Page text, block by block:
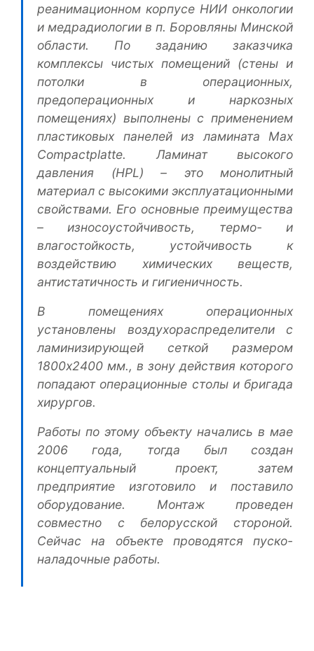
реанимационном корпусе НИИ онкологии
и медрадиологии в п. Боровляны Минской
области. По заданию заказчика
комплексы чистых помещений (стены и
потолки в операционных,
предоперационных и наркозных
помещениях) выполнены с применением
пластиковых панелей из ламината Max
Compactplatte. Ламинат высокого
давления (HPL) – это монолитный
материал с высокими эксплуатационными
свойствами. Его основные преимущества
– износоустойчивость, термо- и
влагостойкость, устойчивость к
воздействию химических веществ,
антистатичность и гигиеничность.
В помещениях операционных
установлены воздухораспределители с
ламинизирующей сеткой размером
1800x2400 мм., в зону действия которого
попадают операционные столы и бригада
хирургов.
Работы по этому объекту начались в мае
2006 года, тогда был создан
концептуальный проект, затем
предприятие изготовило и поставило
оборудование. Монтаж проведен
совместно с белорусской стороной.
Сейчас на объекте проводятся пуско-
наладочные работы.